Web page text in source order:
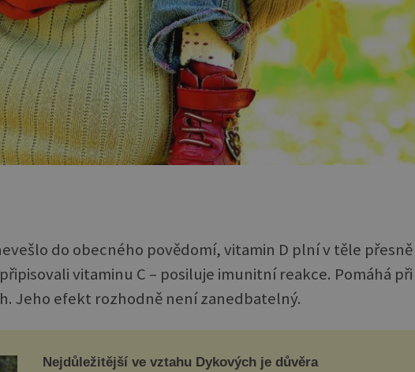
do obecného povědomí, vitamin D plní v těle přesně
vitaminu C – posiluje imunitní reakce. Pomáhá při
Jeho efekt rozhodně není zanedbatelný.
Nejdůležitější ve vztahu Dykových je důvěra